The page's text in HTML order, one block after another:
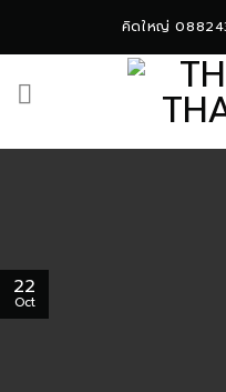
คิดใหญ่
22
Oct